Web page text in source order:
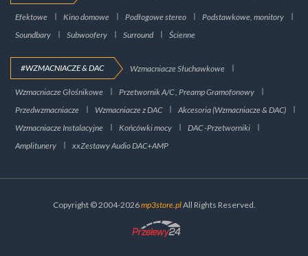
Efektowe Kino domowe Podłogowe stereo
Podstawkowe, monitory
Soundbary
Subwoofery Surround Ścienne
#WZMACNIACZE & DAC Wzmacniacze Słuchawkowe
Wzmacniacze Głośnikowe
Przetwornik A/C , Preamp Gramofonowy
Przedwzmacniacze
Wzmacniacze z DAC
Akcesoria (Wzmacniacze & DAC)
Wzmacniacze Instalacyjne
Końcówki mocy
DAC -Przetworniki
Amplitunery
xxZestawy Audio DAC+AMP
Copyright © 2004-2026mp3store.plAll Rights Reserved.